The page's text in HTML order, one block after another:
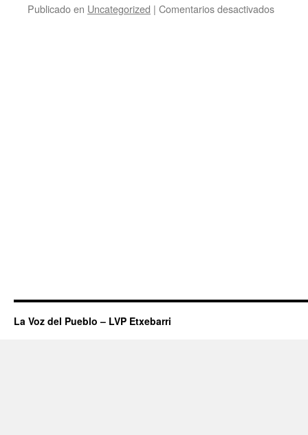
Publicado en Uncategorized | Comentarios desactivadosen
La Voz del Pueblo – LVP Etxebarri